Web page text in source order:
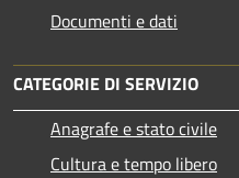
Documenti e dati
CATEGORIE DI SERVIZIO
Anagrafe e stato civile
Cultura e tempo libero